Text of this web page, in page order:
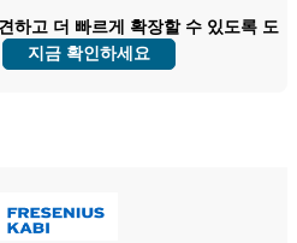
맞춤 설정
하고 더 빠르게 확장할 수 있도록 도
지금 확인하세요